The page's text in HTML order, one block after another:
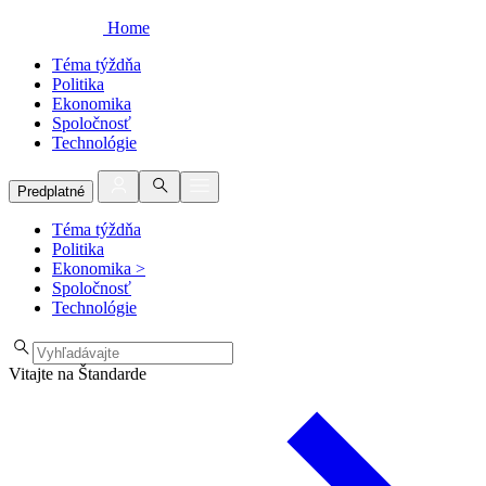
Home
Téma týždňa
Politika
Ekonomika
Spoločnosť
Technológie
Predplatné
Téma týždňa
Politika
Ekonomika >
Spoločnosť
Technológie
Vitajte na Štandarde